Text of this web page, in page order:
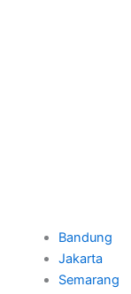
Bandung
Jakarta
Semarang